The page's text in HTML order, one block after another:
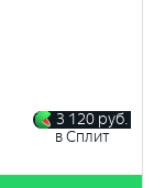
3 120 руб.
в Сплит